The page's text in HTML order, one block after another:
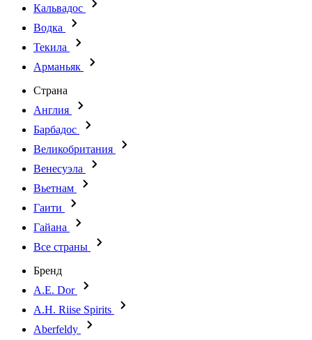
Кальвадос
Водка
Текила
Арманьяк
Страна
Англия
Барбадос
Великобритания
Венесуэла
Вьетнам
Гаити
Гайана
Все страны
Бренд
A.E. Dor
A.H. Riise Spirits
Aberfeldy